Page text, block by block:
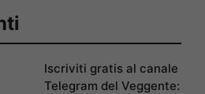
Iscriviti gratis al canale
Telegram del Veggente: